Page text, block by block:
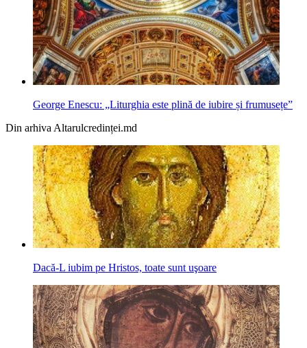
George Enescu: „Liturghia este plină de iubire și frumusețe”
Din arhiva Altarulcredinței.md
Dacă-L iubim pe Hristos, toate sunt uşoare